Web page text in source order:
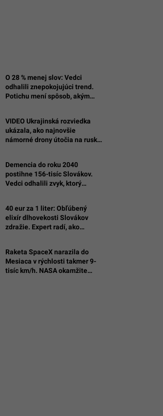
O 28 % menej slov: Vedci
odhalili znepokojujúci trend.
Potichu mení spôsob, akým
VIDEO Ukrajinská rozviedka
ukázala, ako najnovšie
námorné drony útočia na ruské
Demencia do roku 2040
postihne 156-tisíc Slovákov.
Vedci odhalili zvyk, ktorý
40 eur za 1 liter: Obľúbený
elixír dlhovekosti Slovákov
zdražie. Expert radí, ako
Raketa SpaceX narazila do
Mesiaca v rýchlosti takmer 9-
tisíc km/h. NASA okamžite